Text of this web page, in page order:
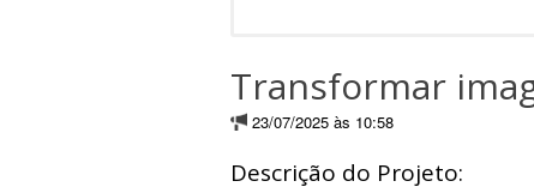
Transformar
23/07/2025 às 10:58
Descrição do Projeto: